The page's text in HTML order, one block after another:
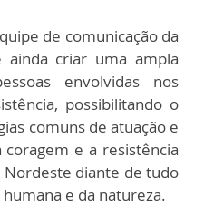
de comunicação da
ainda criar uma ampla
envolvidas nos
possibilitando o
comuns de atuação e
e a resistência
diante de tudo
e da natureza.